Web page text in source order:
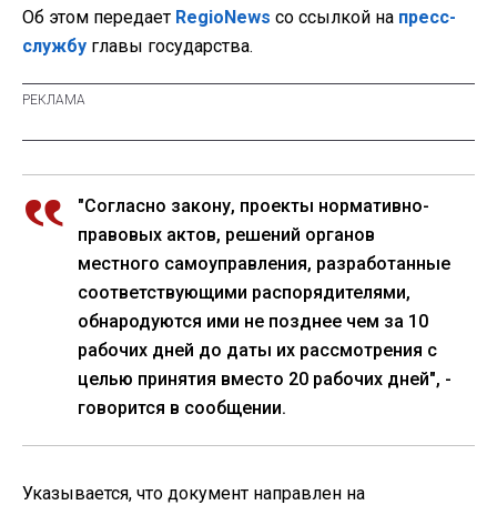
Об этом передает RegioNews со ссылкой на пресс-
службу главы государства.
"Согласно закону, проекты нормативно-
правовых актов, решений органов
местного самоуправления, разработанные
соответствующими распорядителями,
обнародуются ими не позднее чем за 10
рабочих дней до даты их рассмотрения с
целью принятия вместо 20 рабочих дней", -
говорится в сообщении.
Указывается, что документ направлен на